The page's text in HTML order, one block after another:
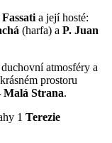
a její hosté:
(harfa) a P. Juan
atmosféry a
prostoru
Malá Strana.
1 Terezie